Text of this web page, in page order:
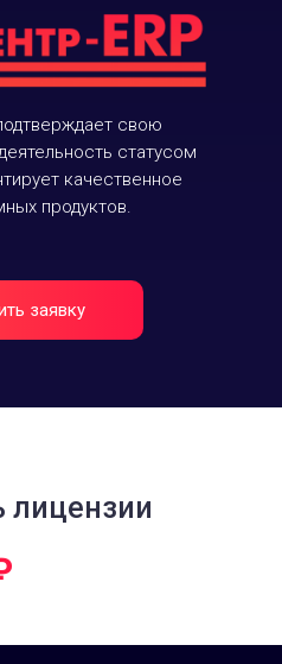
заявку
свою
статусом
качественное
продуктов.
лицензии